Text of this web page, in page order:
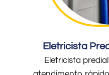
Eletricista
Eletricista